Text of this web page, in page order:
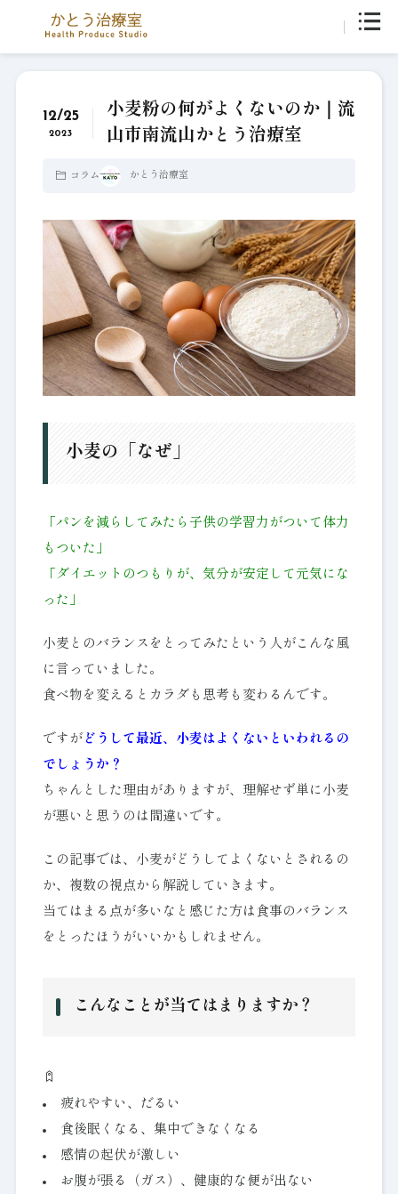
12/25
2023
小麦粉の何がよくないのか｜流
山市南流山かとう治療室
コラム かとう治療室
小麦の「なぜ」
「パンを減らしてみたら子供の学習力がついて体力
もついた」
「ダイエットのつもりが、気分が安定して元気にな
った」
小麦とのバランスをとってみたという人がこんな風
に言っていました。
食べ物を変えるとカラダも思考も変わるんです。
ですが どうして最近、小麦はよくないといわれるの
でしょうか？
ちゃんとした理由がありますが、理解せず単に小麦
が悪いと思うのは間違いです。
この記事では、小麦がどうしてよくないとされるの
か、複数の視点から解説していきます。
当てはまる点が多いなと感じた方は食事のバランス
をとったほうがいいかもしれません。
こんなことが当てはまりますか？
疲れやすい、だるい
食後眠くなる、集中できなくなる
感情の起伏が激しい
お腹が張る（ガス）、健康的な便が出ない